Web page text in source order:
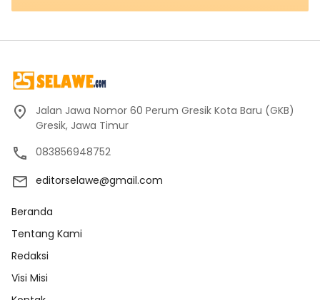
Jalan Jawa Nomor 60 Perum Gresik Kota Baru (GKB)
Gresik, Jawa Timur
083856948752
editorselawe@gmail.com
Beranda
Tentang Kami
Redaksi
Visi Misi